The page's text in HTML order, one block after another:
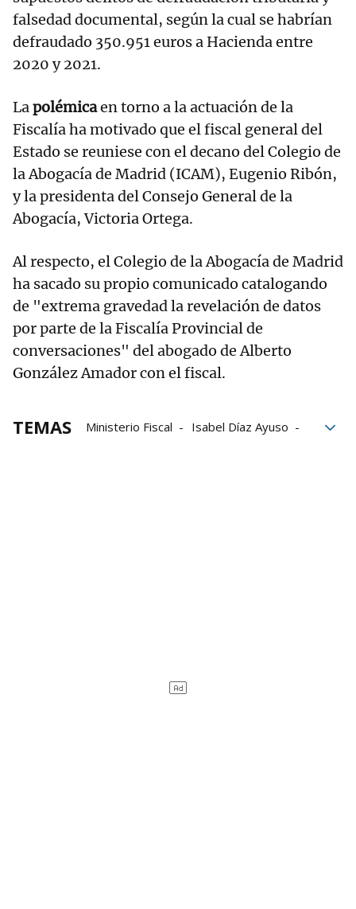
falsedad documental, según la cual se habrían
defraudado 350.951 euros a Hacienda entre
2020 y 2021.
Lapolémicaen torno a la actuación de la
Fiscalía ha motivado que el fiscal general del
Estado se reuniese con el decano del Colegio de
la Abogacía de Madrid (ICAM), Eugenio Ribón,
y la presidenta del Consejo General de la
Abogacía, Victoria Ortega.
Al respecto, el Colegio de la Abogacía de Madrid
ha sacado su propio comunicado catalogando
de "extrema gravedad la revelación de datos
por parte de la Fiscalía Provincial de
conversaciones" del abogado de Alberto
González Amador con el fiscal.
TEMAS Ministerio Fiscal
Isabel Díaz Ayuso